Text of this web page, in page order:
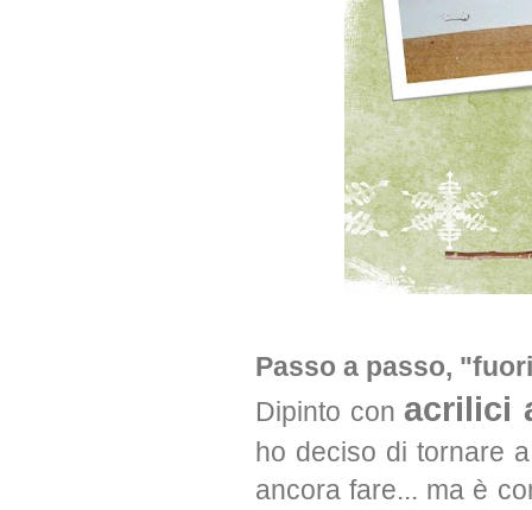
Passo a passo,
Dipinto con acrilici
ho deciso di tornare
ancora fare... ma è